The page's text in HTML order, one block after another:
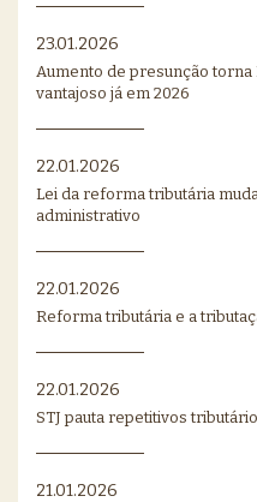
23.01.2026
Aumento de presunção
vantajoso já em 2026
22.01.2026
Lei da reforma tributária
administrativo
22.01.2026
Reforma tributária e a
22.01.2026
STJ pauta repetitivos
21.01.2026